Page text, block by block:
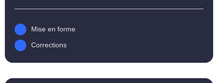
Mise en forme
Corrections